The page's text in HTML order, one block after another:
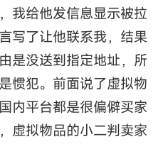
我给他发信息显示被拉
写了让他联系我，结果
是没送到指定地址，所
惯犯。前面说了虚拟物
内平台都是很偏僻买家
虚拟物品的小二判卖家